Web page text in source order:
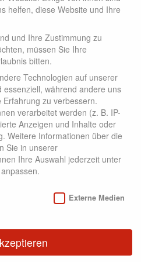
e.V.
helfen, diese Website und Ihre
und Ihre Zustimmung zu
müssen Sie Ihre
bitten.
Technologien auf unserer
während andere uns
zu verbessern.
verarbeitet werden (z. B. IP-
Anzeigen und Inhalte oder
Weitere Informationen über die
Sie in unserer
Ihre Auswahl jederzeit unter
Externe Medien